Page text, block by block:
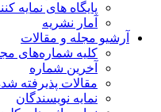
پایگاه های نمایه کننده
آمار نشریه
مجله و مقالات
کلیه شماره‌های مجله
آخرین شماره
مقالات پذیرفته شده
نمایه نویسندگان